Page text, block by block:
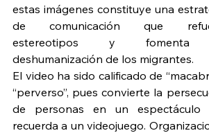
estas imágenes constituye una
de comunicación que
estereotipos y
deshumanización de los migrantes.
El video ha sido calificado de
“perverso”, pues convierte la
de personas en un espectáculo
recuerda a un videojuego.